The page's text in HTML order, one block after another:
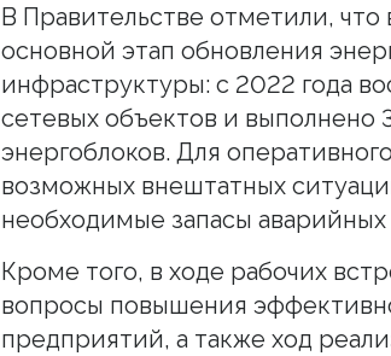
В Правительстве отметили, что
основной этап обновления
инфраструктуры: с 2022 года
сетевых объектов и
энергоблоков. Для
возможных внештатных
необходимые запасы аварийных
Кроме того, в ходе рабочих
вопросы повышения
предприятий, а также ход